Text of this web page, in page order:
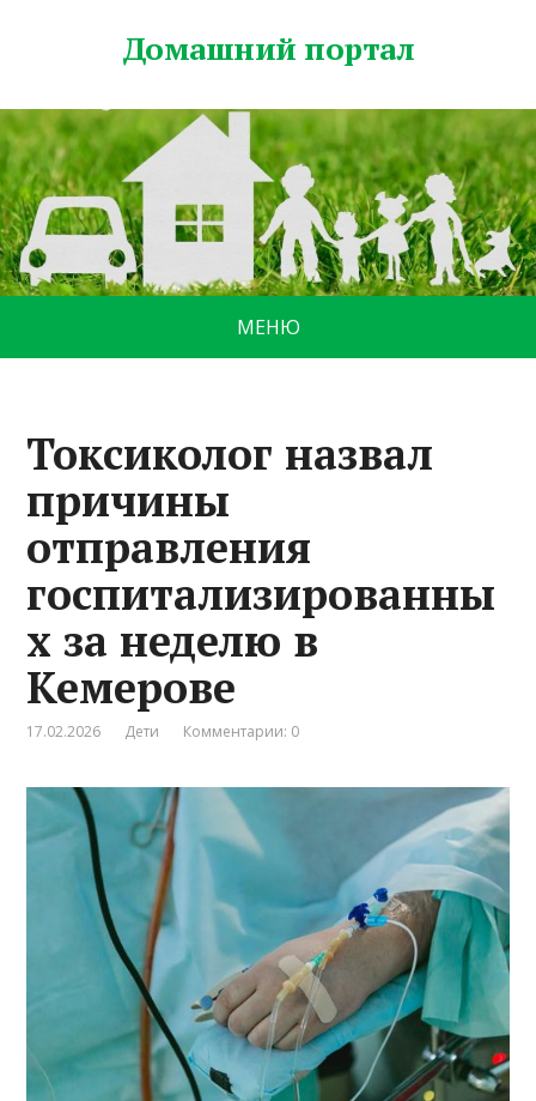
Домашний портал
МЕНЮ
Токсиколог назвал
причины
отправления
госпитализированны
х за неделю в
Кемерове
17.02.2026 Дети Комментарии: 0